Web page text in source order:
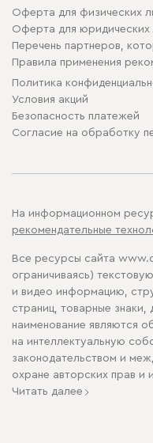
Оферта для физических
Оферта для юридических
Перечень партнеров,
Правила применения
Политика
Условия акций
Безопасность платежей
Cогласие на обработку
На информационном
рекомендательные
Все ресурсы сайта
ограничиваясь)
и видео информацию,
страниц, товарные
наименование являются
на интеллектуальную
законодательством и
охране авторских прав и
Читать далее